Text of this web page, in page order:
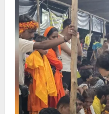
खाद्य
सुरक्षा
विभाग
का
विशेष
निरीक्षण
अभियान
जारी,79
खाद्य
नमूनों
की
जांच,09
नमूने
पाए
गए
अधोमानक